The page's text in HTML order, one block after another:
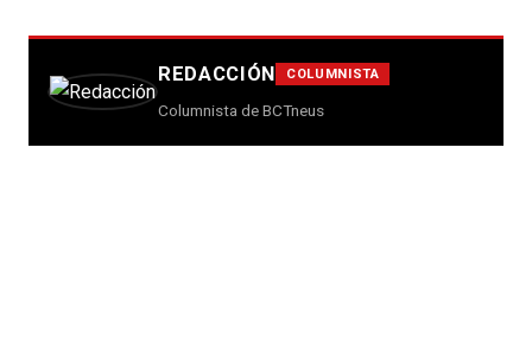
REDACCIÓN COLUMNISTA
Columnista de BCTneus